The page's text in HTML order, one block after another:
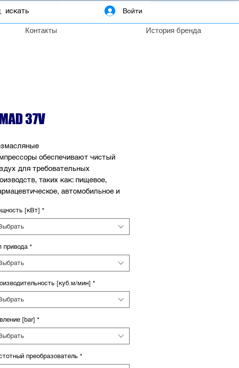
Войти
Контакты История бренда
37V
обеспечивают чистый
для требовательных
таких как: пищевое,
автомобильное и
[кВт] *
привода *
[куб.м/мин] *
[bar] *
преобразователь *